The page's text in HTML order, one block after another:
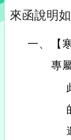
來函說明
一、
【
專